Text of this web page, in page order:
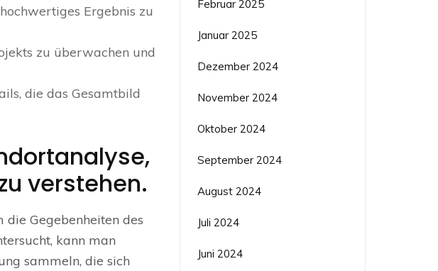
Ergebnis zu
zu überwachen und
die das Gesamtbild
verstehen.
die Gegebenheiten des
kann man
sammeln, die sich
Februar 2025
Januar 2025
Dezember 2024
November 2024
Oktober 2024
September 2024
August 2024
Juli 2024
Juni 2024